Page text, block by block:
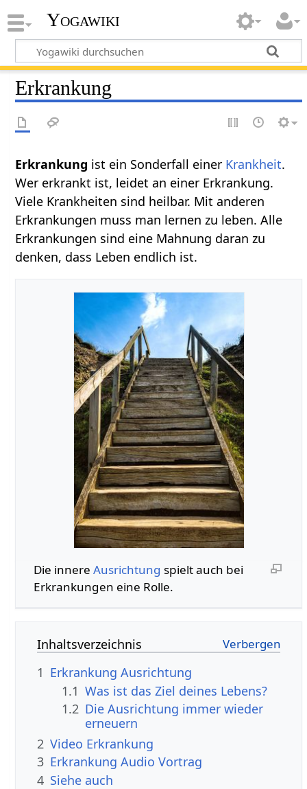
Yogawiki
Erkrankung
Erkrankung ist ein Sonderfall einer Krankheit.
Wer erkrankt ist, leidet an einer Erkrankung.
Viele Krankheiten sind heilbar. Mit anderen
Erkrankungen muss man lernen zu leben. Alle
Erkrankungen sind eine Mahnung daran zu
denken, dass Leben endlich ist.
Die innere Ausrichtung spielt auch bei
Erkrankungen eine Rolle.
Inhaltsverzeichnis
1 Erkrankung Ausrichtung
1.1 Was ist das Ziel deines Lebens?
1.2 Die Ausrichtung immer wieder
erneuern
2 Video Erkrankung
3 Erkrankung Audio Vortrag
4 Siehe auch